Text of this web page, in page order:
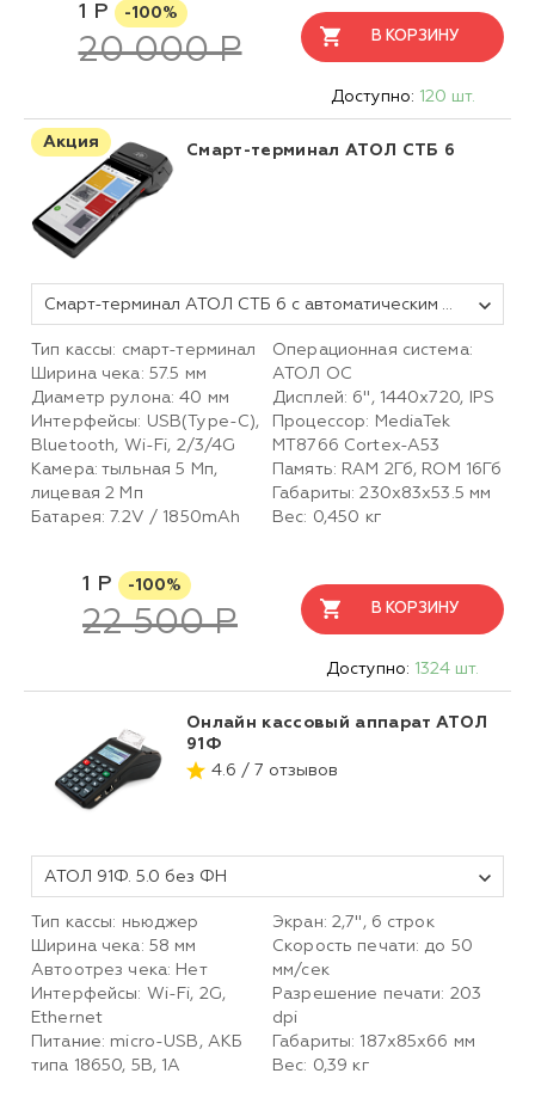
1 Р -100%
20 000 Р В КОРЗИНУ
Доступно: 120 шт.
Акция Смарт-терминал АТОЛ СТБ 6
Смарт-терминал АТОЛ СТБ 6 с автоматическим тарифом SIGMA и ИТС (без ФН, 5.0)
Тип кассы: смарт-терминал
Ширина чека: 57.5 мм
Диаметр рулона: 40 мм
Интерфейсы: USB(Type-C),
Bluetooth, Wi-Fi, 2/3/4G
Камера: тыльная 5 Мп,
лицевая 2 Mп
Батарея: 7.2V / 1850mAh
Операционная система:
АТОЛ ОС
Дисплей: 6", 1440x720, IPS
Процессор: MediaTek
MT8766 Cortex-A53
Память: RAM 2Гб, ROM 16Гб
Габариты: 230х83х53.5 мм
Вес: 0,450 кг
1 Р -100%
22 500 Р В КОРЗИНУ
Доступно: 1324 шт.
Онлайн кассовый аппарат АТОЛ
91Ф
4.6 / 7 отзывов
АТОЛ 91Ф. 5.0 без ФН
Тип кассы: ньюджер
Ширина чека: 58 мм
Автоотрез чека: Нет
Интерфейсы: Wi-Fi, 2G,
Ethernet
Питание: micro-USB, АКБ
типа 18650, 5В, 1А
Экран: 2,7", 6 строк
Скорость печати: до 50
мм/сек
Разрешение печати: 203
dpi
Габариты: 187х85х66 мм
Вес: 0,39 кг